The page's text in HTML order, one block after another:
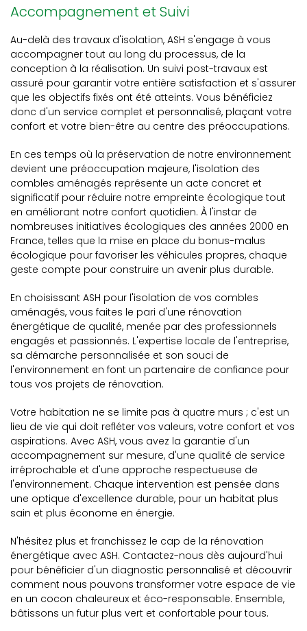
Accompagnement et Suivi
Au-delà des travaux d'isolation, ASH s'engage à vous
accompagner tout au long du processus, de la
conception à la réalisation. Un suivi post-travaux est
assuré pour garantir votre entière satisfaction et s'assurer
que les objectifs fixés ont été atteints. Vous bénéficiez
donc d'un service complet et personnalisé, plaçant votre
confort et votre bien-être au centre des préoccupations.
En ces temps où la préservation de notre environnement
devient une préoccupation majeure, l'isolation des
combles aménagés représente un acte concret et
significatif pour réduire notre empreinte écologique tout
en améliorant notre confort quotidien. À l'instar de
nombreuses initiatives écologiques des années 2000 en
France, telles que la mise en place du bonus-malus
écologique pour favoriser les véhicules propres, chaque
geste compte pour construire un avenir plus durable.
En choisissant ASH pour l'isolation de vos combles
aménagés, vous faites le pari d'une rénovation
énergétique de qualité, menée par des professionnels
engagés et passionnés. L'expertise locale de l'entreprise,
sa démarche personnalisée et son souci de
l'environnement en font un partenaire de confiance pour
tous vos projets de rénovation.
Votre habitation ne se limite pas à quatre murs ; c'est un
lieu de vie qui doit refléter vos valeurs, votre confort et vos
aspirations. Avec ASH, vous avez la garantie d'un
accompagnement sur mesure, d'une qualité de service
irréprochable et d'une approche respectueuse de
l'environnement. Chaque intervention est pensée dans
une optique d'excellence durable, pour un habitat plus
sain et plus économe en énergie.
N'hésitez plus et franchissez le cap de la rénovation
énergétique avec ASH. Contactez-nous dès aujourd'hui
pour bénéficier d'un diagnostic personnalisé et découvrir
comment nous pouvons transformer votre espace de vie
en un cocon chaleureux et éco-responsable. Ensemble,
bâtissons un futur plus vert et confortable pour tous.